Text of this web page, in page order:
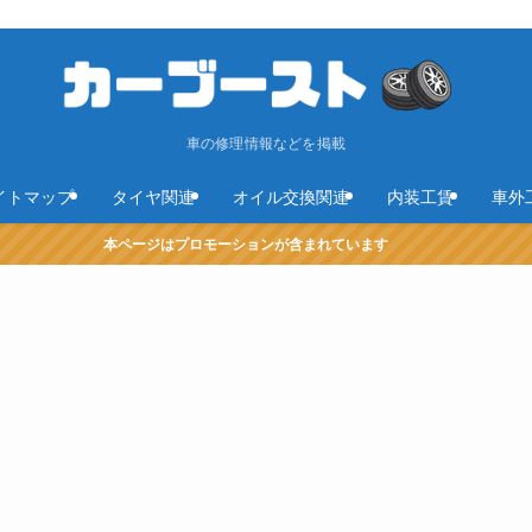
車の修理情報などを掲載
トマップ タイヤ関連 オイル交換関連 内装工賃 車外
本ページはプロモーションが含まれています